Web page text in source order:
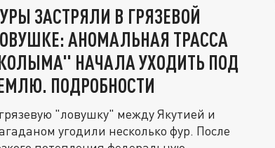
ЗАСТРЯЛИ В ГРЯЗЕВОЙ
АНОМАЛЬНАЯ ТРАССА
НАЧАЛА УХОДИТЬ ПОД
ПОДРОБНОСТИ
"ловушку" между Якутией и
угодили несколько фур. После